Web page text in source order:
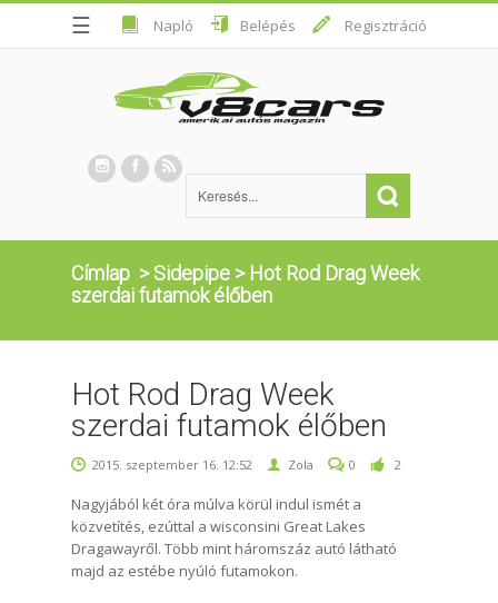
☰ Napló Belépés Regisztráció
Címlap >Sidepipe > Hot Rod Drag Week
szerdai futamok élőben
Hot Rod Drag Week
szerdai futamok élőben
2015. szeptember 16. 12:52 Zola 0 2
Nagyjából két óra múlva körül indul ismét a
közvetítés, ezúttal a wisconsini Great Lakes
Dragawayről. Több mint háromszáz autó látható
majd az estébe nyúló futamokon.